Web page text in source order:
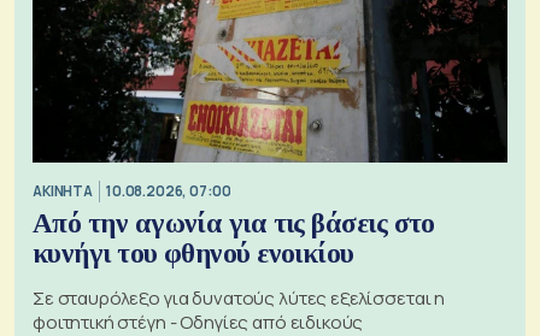
ΑΚΙΝΗΤΑ 10.08.2026, 07:00
Από την αγωνία για τις βάσεις στο
κυνήγι του φθηνού ενοικίου
Σε σταυρόλεξο για δυνατούς λύτες εξελίσσεται η
φοιτητική στέγη - Οδηγίες από ειδικούς